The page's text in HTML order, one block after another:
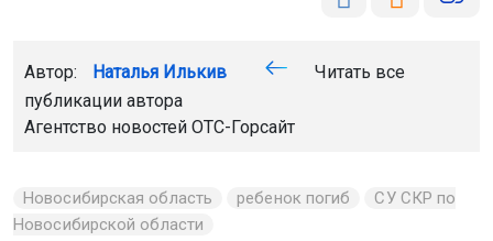
Автор: Наталья Илькив
Читать все
публикации автора
Агентство новостей ОТС-Горсайт
Новосибирская область ребенок погиб
СУ СКР по
Новосибирской области